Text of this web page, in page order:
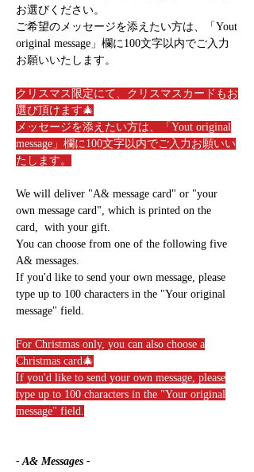
お選びください。
ご希望のメッセージを添えたい方は、「Yout
original message」欄に100文字以内でご入力
お願いいたします。
クリスマス限定にて、クリスマスカードもお
選び頂けます🎄
メッセージを添えたい方は、「Yout original
message」欄に100文字以内でご入力お願いい
たします。
We will deliver "A& message card" or "your
own message card", which is printed on the
card, with your gift.
You can choose from one of the following five
A& messages.
If you'd like to send your own message, please
type up to 100 characters in the "Your original
message" field.
For Christmas only, you can also choose a
Christmas card🎄
If you'd like to send your own message, please
type up to 100 characters in the "Your original
message" field.
- A& Messages -